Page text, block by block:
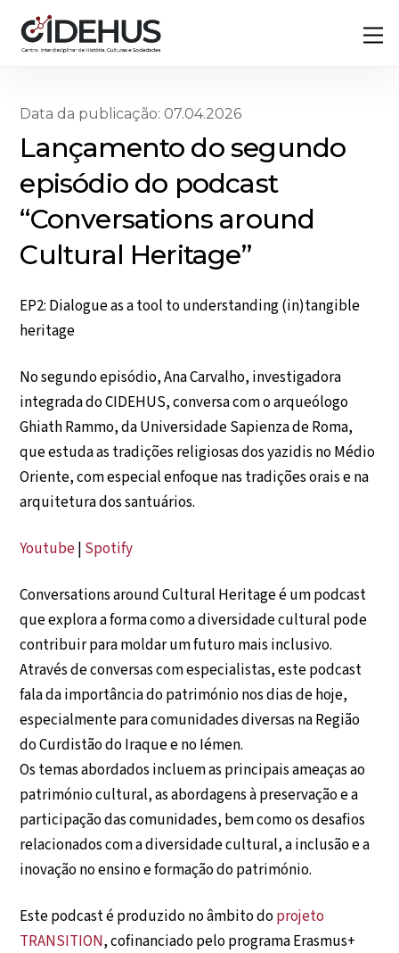
content
Data da publicação: 07.04.2026
Lançamento do segundo
episódio do podcast
“Conversations around
Cultural Heritage”
EP2: Dialogue as a tool to understanding (in)tangible
heritage
No segundo episódio, Ana Carvalho, investigadora
integrada do CIDEHUS, conversa com o arqueólogo
Ghiath Rammo, da Universidade Sapienza de Roma,
que estuda as tradições religiosas dos yazidis no Médio
Oriente, com especial enfoque nas tradições orais e na
arquitetura dos santuários.
Youtube| Spotify
Conversations around Cultural Heritage é um podcast
que explora a forma como a diversidade cultural pode
contribuir para moldar um futuro mais inclusivo.
Através de conversas com especialistas, este podcast
fala da importância do património nos dias de hoje,
especialmente para comunidades diversas na Região
do Curdistão do Iraque e no Iémen.
Os temas abordados incluem as principais ameaças ao
património cultural, as abordagens à preservação e a
participação das comunidades, bem como os desafios
relacionados com a diversidade cultural, a inclusão e a
inovação no ensino e formação do património.
Este podcast é produzido no âmbito doprojeto
TRANSITION, cofinanciado pelo programa Erasmus+